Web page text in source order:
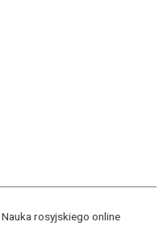
Nauka rosyjskiego online